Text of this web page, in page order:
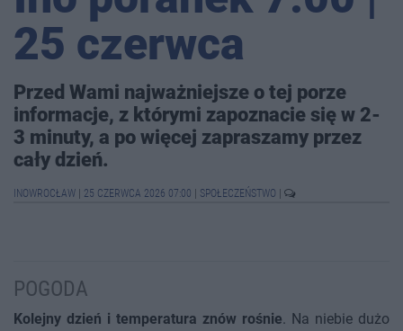
25 czerwca
Przed Wami najważniejsze o tej porze
informacje, z którymi zapoznacie się w 2-
3 minuty, a po więcej zapraszamy przez
cały dzień.
INOWROCŁAW 25 CZERWCA 2026 07:00 SPOŁECZEŃSTWO
POGODA
Kolejny dzień i temperatura znów rośnie. Na niebie dużo